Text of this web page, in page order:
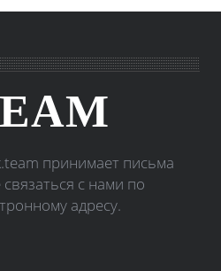
принимает письма
с нами по
адресу.